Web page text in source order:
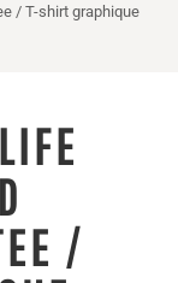
/ T-shirt graphique
/